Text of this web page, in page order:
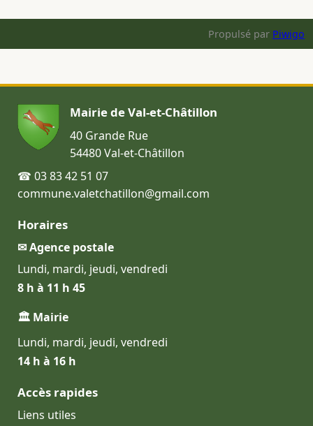
Propulsé par Piwigo
Mairie de Val-et-Châtillon
40 Grande Rue
54480 Val-et-Châtillon
☎ 03 83 42 51 07
commune.valetchatillon@gmail.com
Horaires
✉ Agence postale
Lundi, mardi, jeudi, vendredi
8 h à 11 h 45
🏛 Mairie
Lundi, mardi, jeudi, vendredi
14 h à 16 h
Accès rapides
Liens utiles